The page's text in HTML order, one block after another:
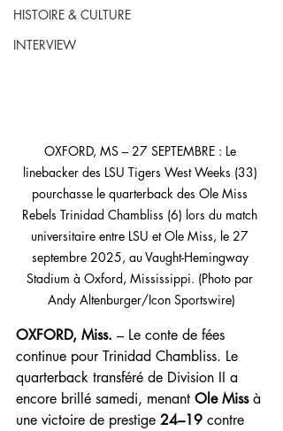
HISTOIRE & CULTURE
INTERVIEW
OXFORD, MS – 27 SEPTEMBRE : Le
linebacker des LSU Tigers West Weeks (33)
pourchasse le quarterback des Ole Miss
Rebels Trinidad Chambliss (6) lors du match
universitaire entre LSU et Ole Miss, le 27
septembre 2025, au Vaught-Hemingway
Stadium à Oxford, Mississippi. (Photo par
Andy Altenburger/Icon Sportswire)
OXFORD, Miss. – Le conte de fées
continue pour Trinidad Chambliss. Le
quarterback transféré de Division II a
encore brillé samedi, menant Ole Miss à
une victoire de prestige 24–19 contre